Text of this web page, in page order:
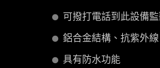
可撥打電話到此設備
鋁合金結構、抗紫外
具有防水功能